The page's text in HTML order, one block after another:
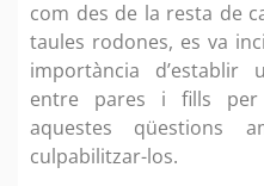
com des de la resta de
taules rodones, es va
importància d’establir
entre pares i fills
aquestes qüestions
culpabilitzar-los.